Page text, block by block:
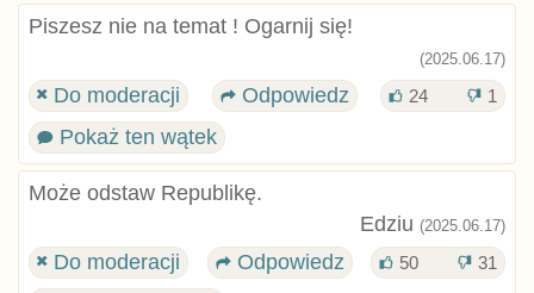
Piszesz nie na temat ! Ogarnij się!
(2025.06.17)
Do moderacji Odpowiedz 24 1
Pokaż ten wątek
Może odstaw Republikę.
Edziu (2025.06.17)
Do moderacji Odpowiedz 50 31